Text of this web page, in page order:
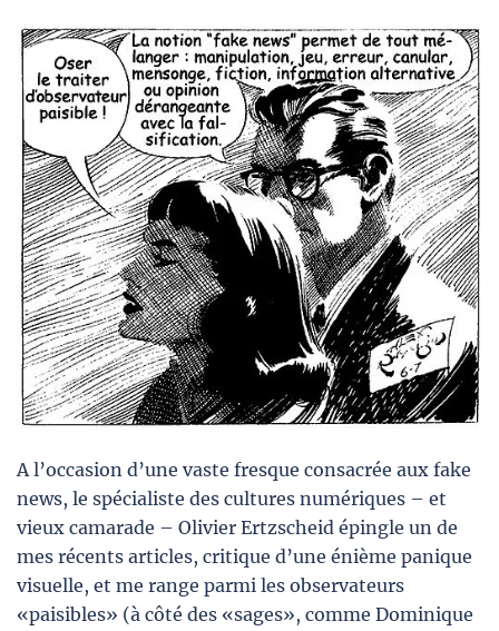
A l’occasion d’une vaste fresque consacrée aux fake
news, le spécialiste des cultures numériques – et
vieux camarade – Olivier Ertzscheid épingle un de
mes récents articles, critique d’une énième panique
visuelle, et me range parmi les observateurs
«paisibles» (à côté des «sages», comme Dominique